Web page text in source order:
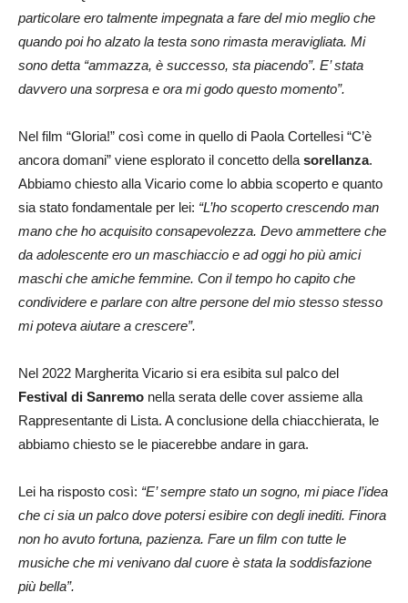
particolare ero talmente impegnata a fare del mio meglio che
quando poi ho alzato la testa sono rimasta meravigliata. Mi
sono detta “ammazza, è successo, sta piacendo”. E’ stata
davvero una sorpresa e ora mi godo questo momento”.
Nel film “Gloria!” così come in quello di Paola Cortellesi “C’è
ancora domani” viene esplorato il concetto della sorellanza.
Abbiamo chiesto alla Vicario come lo abbia scoperto e quanto
sia stato fondamentale per lei: “L’ho scoperto crescendo man
mano che ho acquisito consapevolezza. Devo ammettere che
da adolescente ero un maschiaccio e ad oggi ho più amici
maschi che amiche femmine. Con il tempo ho capito che
condividere e parlare con altre persone del mio stesso stesso
mi poteva aiutare a crescere”.
Nel 2022 Margherita Vicario si era esibita sul palco del
Festival di Sanremo nella serata delle cover assieme alla
Rappresentante di Lista. A conclusione della chiacchierata, le
abbiamo chiesto se le piacerebbe andare in gara.
Lei ha risposto così: “E’ sempre stato un sogno, mi piace l’idea
che ci sia un palco dove potersi esibire con degli inediti. Finora
non ho avuto fortuna, pazienza. Fare un film con tutte le
musiche che mi venivano dal cuore è stata la soddisfazione
più bella”.